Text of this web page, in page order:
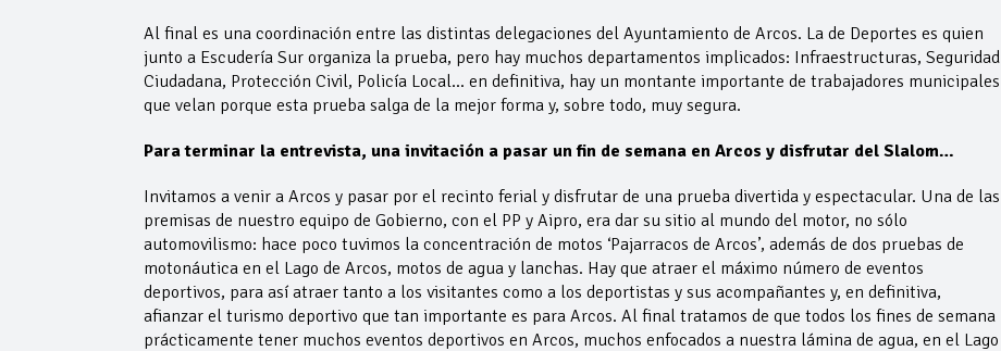
Al final es una coordinación entre las distintas delegaciones del Ayuntamiento de Arcos. La de Deportes es quien
junto a Escudería Sur organiza la prueba, pero hay muchos departamentos implicados: Infraestructuras, Seguridad
Ciudadana, Protección Civil, Policía Local… en definitiva, hay un montante importante de trabajadores municipales
que velan porque esta prueba salga de la mejor forma y, sobre todo, muy segura.
Para terminar la entrevista, una invitación a pasar un fin de semana en Arcos y disfrutar del Slalom…
Invitamos a venir a Arcos y pasar por el recinto ferial y disfrutar de una prueba divertida y espectacular. Una de las
premisas de nuestro equipo de Gobierno, con el PP y Aipro, era dar su sitio al mundo del motor, no sólo
automovilismo: hace poco tuvimos la concentración de motos ‘Pajarracos de Arcos’, además de dos pruebas de
motonáutica en el Lago de Arcos, motos de agua y lanchas. Hay que atraer el máximo número de eventos
deportivos, para así atraer tanto a los visitantes como a los deportistas y sus acompañantes y, en definitiva,
afianzar el turismo deportivo que tan importante es para Arcos. Al final tratamos de que todos los fines de semana
prácticamente tener muchos eventos deportivos en Arcos, muchos enfocados a nuestra lámina de agua, en el Lago